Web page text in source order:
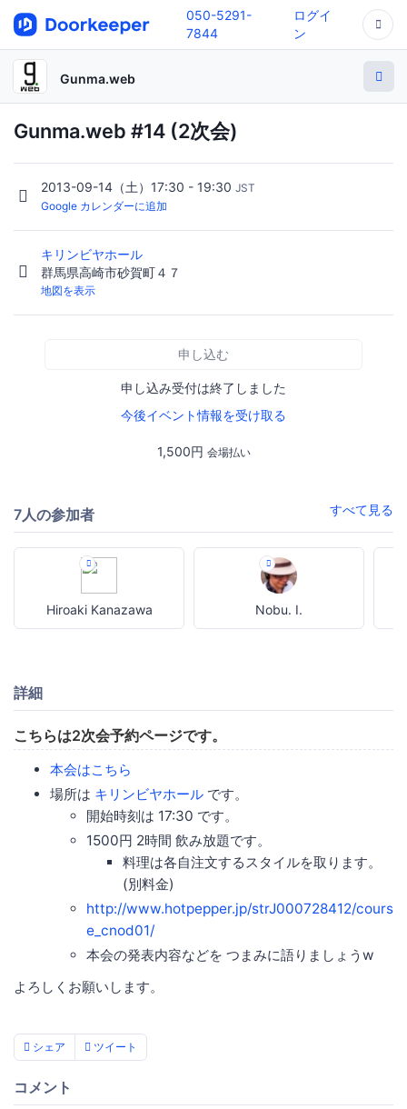
050-5291-
7844
ログイ
ン
Gunma.web
Gunma.web #14 (2次会)
2013-09-14（土）17:30 - 19:30 JST
Google カレンダーに追加
キリンビヤホール
群馬県高崎市砂賀町４７
地図を表示
申し込む
申し込み受付は終了しました
今後イベント情報を受け取る
1,500円 会場払い
7人の参加者 すべて見る
Hiroaki Kanazawa Nobu. I.
詳細
こちらは2次会予約ページです。
本会はこちら
場所は キリンビヤホール です。
開始時刻は 17:30 です。
1500円 2時間 飲み放題です。
料理は各自注文するスタイルを取ります。
(別料金)
http://www.hotpepper.jp/strJ000728412/cours
e_cnod01/
本会の発表内容などを つまみに語りましょうw
よろしくお願いします。
シェア ツイート
コメント